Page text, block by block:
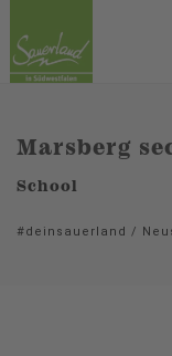
Marsberg
School
#deinsauerland /